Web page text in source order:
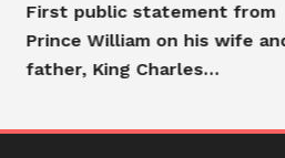
First public statement from
Prince William on his wife and
father, King Charles…